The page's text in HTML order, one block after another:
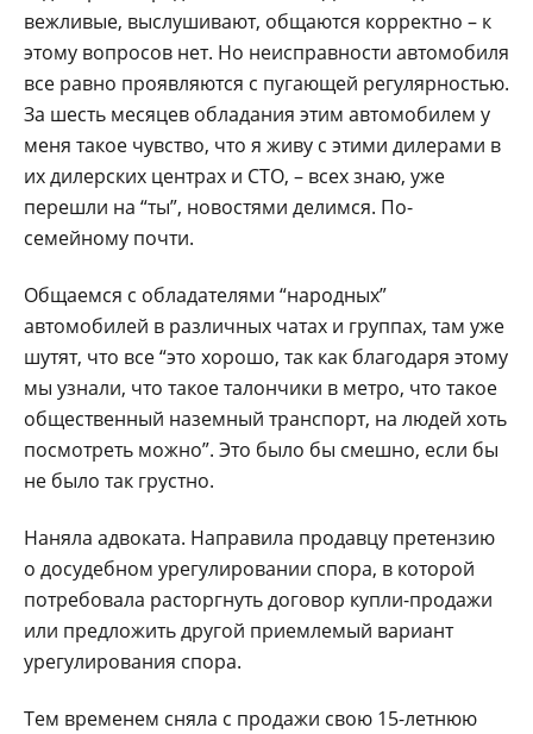
вежливые, выслушивают, общаются корректно – к
этому вопросов нет. Но неисправности автомобиля
все равно проявляются с пугающей регулярностью.
За шесть месяцев обладания этим автомобилем у
меня такое чувство, что я живу с этими дилерами в
их дилерских центрах и СТО, – всех знаю, уже
перешли на “ты”, новостями делимся. По-
семейному почти.
Общаемся с обладателями “народных”
автомобилей в различных чатах и группах, там уже
шутят, что все “это хорошо, так как благодаря этому
мы узнали, что такое талончики в метро, что такое
общественный наземный транспорт, на людей хоть
посмотреть можно”. Это было бы смешно, если бы
не было так грустно.
Наняла адвоката. Направила продавцу претензию
о досудебном урегулировании спора, в которой
потребовала расторгнуть договор купли-продажи
или предложить другой приемлемый вариант
урегулирования спора.
Тем временем сняла с продажи свою 15-летнюю